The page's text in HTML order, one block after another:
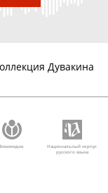
Дувакина
Викимедиа
Национальный корпус
русского языка